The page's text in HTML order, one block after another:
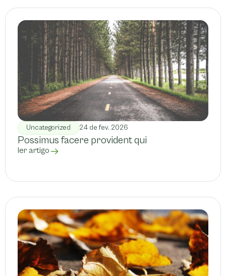
Uncategorized 24 de fev. 2026
Possimus facere provident qui
ler artigo